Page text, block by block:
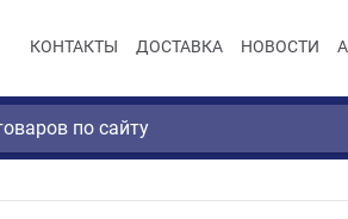
КОНТАКТЫ ДОСТАВКА НОВОСТИ